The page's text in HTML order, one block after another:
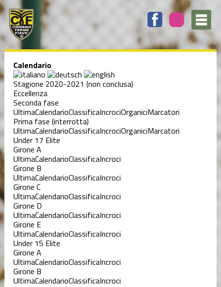
Calendario
Stagione 2020-2021 (non conclusa)
Eccellenza
Seconda fase
UltimaCalendarioClassificaIncrociOrganiciMarcatori
Prima fase (interrotta)
UltimaCalendarioClassificaIncrociOrganiciMarcatori
Under 17 Elite
Girone A
UltimaCalendarioClassificaIncroci
Girone B
UltimaCalendarioClassificaIncroci
Girone C
UltimaCalendarioClassificaIncroci
Girone D
UltimaCalendarioClassificaIncroci
Girone E
UltimaCalendarioClassificaIncroci
Under 15 Elite
Girone A
UltimaCalendarioClassificaIncroci
Girone B
UltimaCalendarioClassificaIncroci